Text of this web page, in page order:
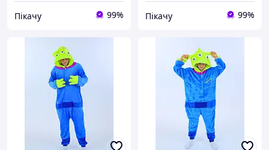
Пікачу 99% Пікачу 99%